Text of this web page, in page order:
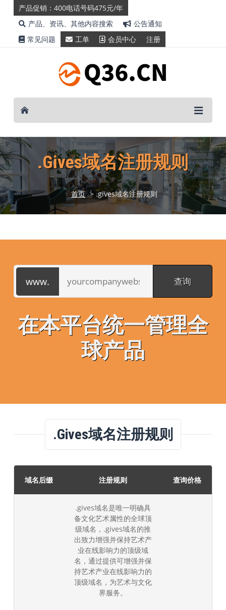
产品促销：400电话号码475元/年
产品、资讯、其他内容搜索
公告通知
常见问题
工单 会员中心 注册
.gives域名注册规则
首页 > .gives域名注册规则
在本平台统一管理全
球产品
.gives域名注册规则
域名后缀 注册规则 查询价格
.gives域名是唯一明确具
备文化艺术属性的全球顶
级域名，.gives域名的推
出致力增强并保持艺术产
业在线影响力的顶级域
名，通过提供可增强并保
持艺术产业在线影响力的
顶级域名，为艺术与文化
界服务。